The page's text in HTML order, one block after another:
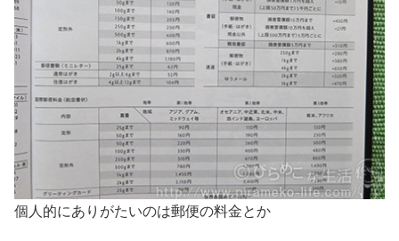
個人的にありがたいのは郵便の料金とか